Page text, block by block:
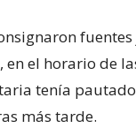
en el horario de
tenía
más tarde.